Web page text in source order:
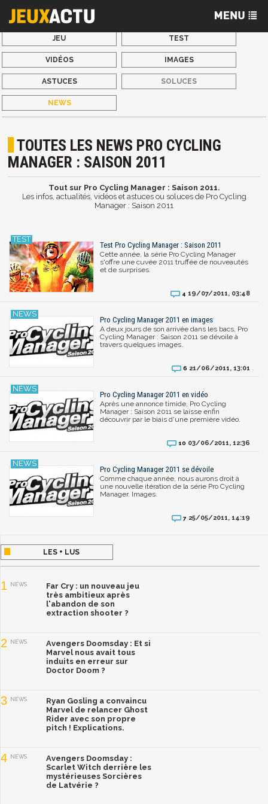
JEU TEST
VIDÉOS IMAGES
ASTUCES SOLUCES
NEWS
TOUTES LES NEWS PRO CYCLING
MANAGER : SAISON 2011
Tout sur Pro Cycling Manager : Saison 2011.
Les infos, actualités, vidéos et astuces ou soluces de Pro Cycling
Manager : Saison 2011
Test Pro Cycling Manager : Saison 2011
Cette année, la série Pro Cycling Manager
s'offre une cuvée 2011 truffée de nouveautés
et de surprises.
4 19/07/2011, 03:48
Pro Cycling Manager 2011 en images
A deux jours de son arrivée dans les bacs, Pro
Cycling Manager : Saison 2011 se dévoile à
travers quelques images.
6 21/06/2011, 13:01
Pro Cycling Manager 2011 en vidéo
Après une annonce timide, Pro Cycling
Manager : Saison 2011 se laisse enfin
découvrir par le biais d'une première vidéo.
10 03/06/2011, 12:36
Pro Cycling Manager 2011 se dévoile
Comme chaque année, nous aurons droit à
une nouvelle itération de la série Pro Cycling
Manager. Images.
7 25/05/2011, 14:19
LES + LUS
1 NEWS
Far Cry : un nouveau jeu
très ambitieux après
l'abandon de son
extraction shooter ?
2 NEWS
Avengers Doomsday : Et si
Marvel nous avait tous
induits en erreur sur
Doctor Doom ?
3 NEWS
Ryan Gosling a convaincu
Marvel de relancer Ghost
Rider avec son propre
pitch ! Explications.
4 NEWS
Avengers Doomsday :
Scarlet Witch derrière les
mystérieuses Sorcières
de Latvérie ?